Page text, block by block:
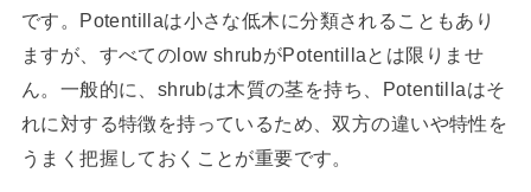
です。Potentillaは小さな低木に分類されることもあり
ますが、すべてのlow shrubがPotentillaとは限りませ
ん。一般的に、shrubは木質の茎を持ち、Potentillaはそ
れに対する特徴を持っているため、双方の違いや特性を
うまく把握しておくことが重要です。